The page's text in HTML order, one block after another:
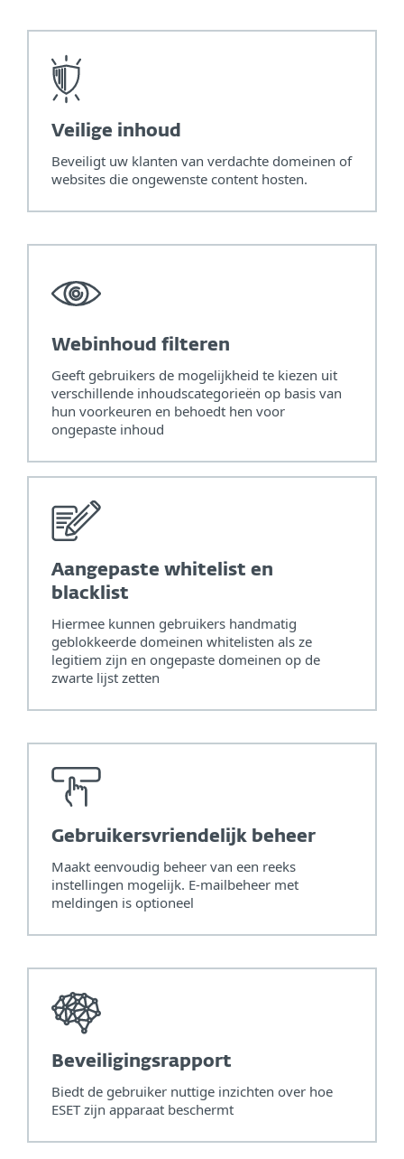
Veilige inhoud
Beveiligt uw klanten van verdachte domeinen of
websites die ongewenste content hosten.
Webinhoud filteren
Geeft gebruikers de mogelijkheid te kiezen uit
verschillende inhoudscategorieën op basis van
hun voorkeuren en behoedt hen voor
ongepaste inhoud
Aangepaste whitelist en
blacklist
Hiermee kunnen gebruikers handmatig
geblokkeerde domeinen whitelisten als ze
legitiem zijn en ongepaste domeinen op de
zwarte lijst zetten
Gebruikersvriendelijk beheer
Maakt eenvoudig beheer van een reeks
instellingen mogelijk. E-mailbeheer met
meldingen is optioneel
Beveiligingsrapport
Biedt de gebruiker nuttige inzichten over hoe
ESET zijn apparaat beschermt